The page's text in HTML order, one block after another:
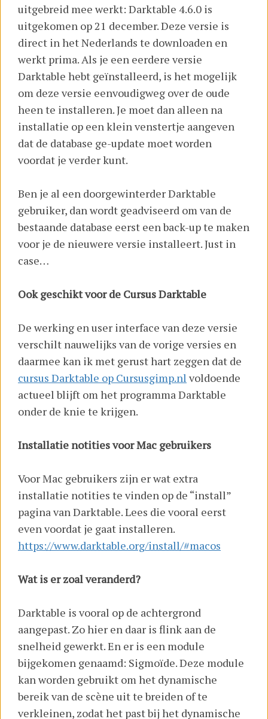
uitgebreid mee werkt: Darktable 4.6.0 is
uitgekomen op 21 december. Deze versie is
direct in het Nederlands te downloaden en
werkt prima. Als je een eerdere versie
Darktable hebt geïnstalleerd, is het mogelijk
om deze versie eenvoudigweg over de oude
heen te installeren. Je moet dan alleen na
installatie op een klein venstertje aangeven
dat de database ge-update moet worden
voordat je verder kunt.
Ben je al een doorgewinterder Darktable
gebruiker, dan wordt geadviseerd om van de
bestaande database eerst een back-up te maken
voor je de nieuwere versie installeert. Just in
case…
Ook geschikt voor de Cursus Darktable
De werking en user interface van deze versie
verschilt nauwelijks van de vorige versies en
daarmee kan ik met gerust hart zeggen dat de
cursus Darktable op Cursusgimp.nl voldoende
actueel blijft om het programma Darktable
onder de knie te krijgen.
Installatie notities voor Mac gebruikers
Voor Mac gebruikers zijn er wat extra
installatie notities te vinden op de “install”
pagina van Darktable. Lees die vooral eerst
even voordat je gaat installeren.
https://www.darktable.org/install/#macos
Wat is er zoal veranderd?
Darktable is vooral op de achtergrond
aangepast. Zo hier en daar is flink aan de
snelheid gewerkt. En er is een module
bijgekomen genaamd: Sigmoïde. Deze module
kan worden gebruikt om het dynamische
bereik van de scène uit te breiden of te
verkleinen, zodat het past bij het dynamische